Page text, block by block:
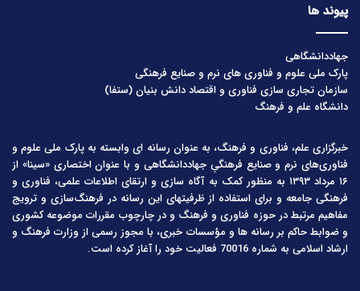
پیوند ها
جهاددانشگاهی
پارک ملی علوم و فناوری های نرم و صنایع فرهنگی
سازمان تجاری سازی فناوری و اقتصاد دانش بنیان (ستفا)
دانشگاه علم و فرهنگ
خبرگزاری علم، فناوری و فرهنگ، به عنوان رسانه ای وابسته به پارک ملی علوم و
فناوری‌های نرم و صنایع فرهنگیِ جهاددانشگاهی و با عنوان اختصاری «سینا» از
۱۶ مرداد ۱۳۹۳ به منظور کمک به آگاه سازی و ارتقای اطلاعات علمی، فناوری و
فرهنگی جامعه و برای استفاده از ظرفیتهای این رسانه در فرهنگ‌سازی و ترویج
مفاهیم مرتبط در حوزه فناوری و فرهنگ و در چارچوب مقررات موضوعه کشوری
و ضوابط حاکم بر رسانه ها و مؤسسات خبری، با مجوز رسمی از وزارت فرهنگ و
ارشاد اسلامی به شماره 70016 فعالیت خود را آغاز کرده است.